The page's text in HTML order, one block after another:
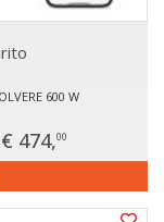
600 W
€ 474,00